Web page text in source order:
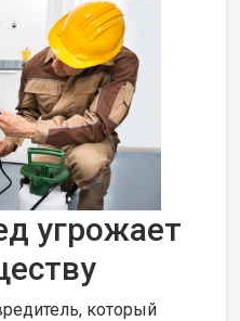
угрожает
который